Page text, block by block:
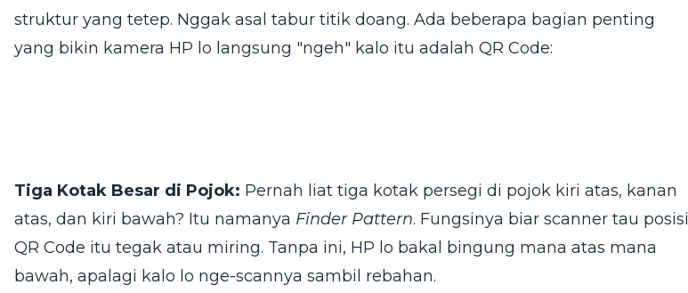
struktur yang tetep. Nggak asal tabur titik doang. Ada beberapa bagian penting
yang bikin kamera HP lo langsung "ngeh" kalo itu adalah QR Code:
Tiga Kotak Besar di Pojok: Pernah liat tiga kotak persegi di pojok kiri atas, kanan
atas, dan kiri bawah? Itu namanya Finder Pattern. Fungsinya biar scanner tau posisi
QR Code itu tegak atau miring. Tanpa ini, HP lo bakal bingung mana atas mana
bawah, apalagi kalo lo nge-scannya sambil rebahan.